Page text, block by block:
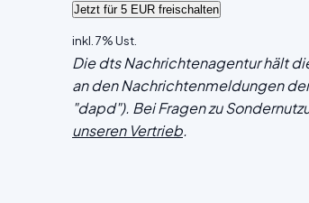
inkl. 7% Ust.
Die dts Nachrichtenagentur hält
an den Nachrichtenmeldungen
"dapd"). Bei Fragen zu
unseren Vertrieb.